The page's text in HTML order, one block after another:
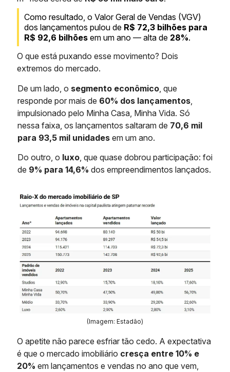
Como resultado, o Valor Geral de Vendas (VGV)
dos lançamentos pulou de R$ 72,3 bilhões para
R$ 92,6 bilhões em um ano — alta de 28%.
O que está puxando esse movimento? Dois
extremos do mercado.
De um lado, o segmento econômico, que
responde por mais de 60% dos lançamentos,
impulsionado pelo Minha Casa, Minha Vida. Só
nessa faixa, os lançamentos saltaram de 70,6 mil
para 93,5 mil unidades em um ano.
Do outro, o luxo, que quase dobrou participação: foi
de 9% para 14,6% dos empreendimentos lançados.
(Imagem: Estadão)
O apetite não parece esfriar tão cedo. A expectativa
é que o mercado imobiliário cresça entre 10% e
20% em lançamentos e vendas no ano que vem,